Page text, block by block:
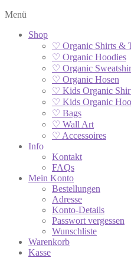
Menü
Shop
♡ Organic Shirts &
♡ Organic Hoodies
♡ Organic
♡ Organic Hosen
♡ Kids Organic
♡ Kids Organic
♡ Bags
♡ Wall Art
♡ Accessoires
Info
Kontakt
FAQs
Mein Konto
Bestellungen
Adresse
Konto-Details
Passwort vergessen
Wunschliste
Warenkorb
Kasse